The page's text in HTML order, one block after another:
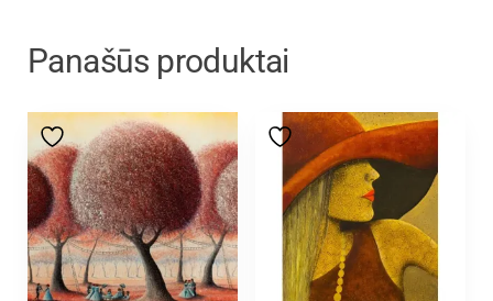
Panašūs produktai